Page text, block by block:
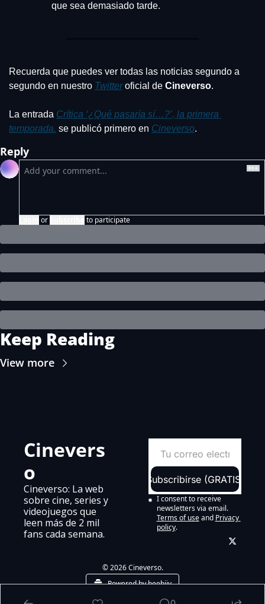
que sea demasiado tarde.
Recuerda que puedes ver todas las noticias segundo a
segundo en nuestro Twitter oficial de Cineverso.
La entrada Crítica ‘¿Qué pasaría sí…?’, la primera
temporada. se publicó primero en Cineverso.
Reply
or to participate
Keep Reading
View more
Cinevers
o
Cineverso: La web
sobre cine, series y
videojuegos que
leen más de 2 mil
fans cada semana.
Subscribirse (GRATIS)
I consent to receive
newsletters via email.
Terms of use and Privacy
policy.
© 2026 Cineverso.
Powered by beehiiv